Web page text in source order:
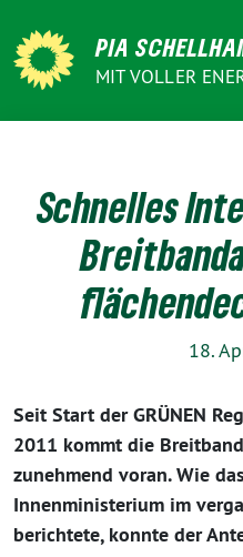
zum
Inhalt
PIA
MIT VOLLER
Schnelles
18.
Seit Start der GRÜNEN
2011 kommt die
zunehmend voran. Wie
Innenministerium im
berichtete, konnte der